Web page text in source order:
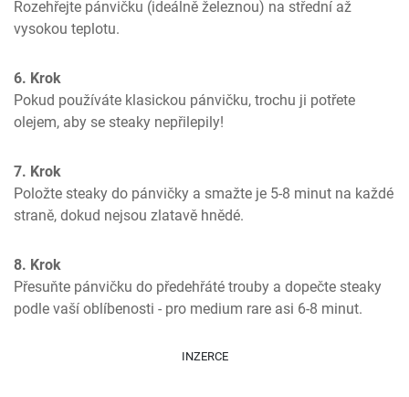
Rozehřejte pánvičku (ideálně železnou) na střední až
vysokou teplotu.
6. Krok
Pokud používáte klasickou pánvičku, trochu ji potřete
olejem, aby se steaky nepřilepily!
7. Krok
Položte steaky do pánvičky a smažte je 5-8 minut na každé
straně, dokud nejsou zlatavě hnědé.
8. Krok
Přesuňte pánvičku do předehřáté trouby a dopečte steaky
podle vaší oblíbenosti - pro medium rare asi 6-8 minut.
INZERCE